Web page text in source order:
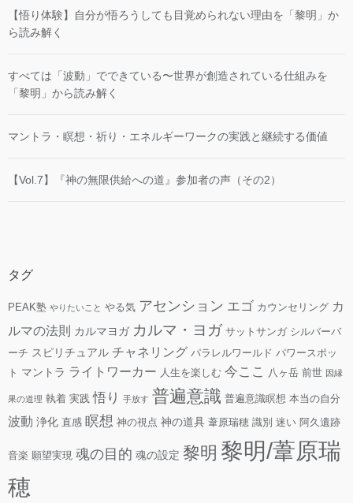
【悟り体験】自分が悟ろうしても目覚められない理由を「黎明」か
ら読み解く
すべては「波動」でできている〜世界が創造されている仕組みを
「黎明」から読み解く
マントラ・瞑想・祈り・エネルギーワークの実践と継続する価値
【Vol.7】『神の無限供給への道』参加者の声（その2）
タグ
PEAK塾 やりたいこと やる気 アセンション エゴ カウンセリング カ
ルマの法則 カルマヨガ カルマ・ヨガ サットサンガ シルバーバ
ーチ スピリチュアル チャネリング パラレルワールド パワースポッ
ト マントラ ライトワーカー 人生を楽しむ 今ここ 八ヶ岳 前世 因縁
果の道理 執着 実践 悟り 手放す 普遍意識 普遍意識瞑想 本当の自分
波動 浄化 直感 瞑想 神の視点 神の道具 葦原瑞穂 識別 迷い 阿久遺跡
音楽 願望実現 魂の目的 魂の設定 黎明 黎明/葦原瑞
穂